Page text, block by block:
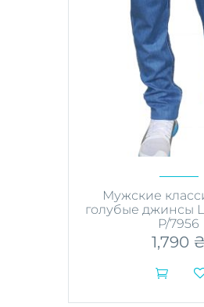
Мужские
голубые джинсы
P/7956
1,790 ₴
